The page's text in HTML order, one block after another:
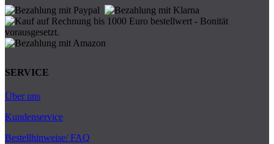
SERVICE
Über uns
Kundenservice
Bestellhinweise/ FAQ